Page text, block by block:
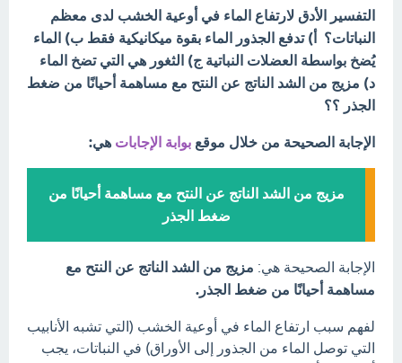
التفسير الأدق لارتفاع الماء في أوعية الخشب لدى معظم
النباتات؟ أ) تدفع الجذور الماء بقوة ميكانيكية فقط ب) الماء
يُضخ بواسطة العضلات النباتية ج) الثغور هي التي تضخ الماء
د) مزيج من الشد الناتج عن النتح مع مساهمة أحيانًا من ضغط
الجذر ؟؟
الإجابة الصحيحة من خلال موقع بوابة الإجابات هي:
مزيج من الشد الناتج عن النتح مع مساهمة أحيانًا من
ضغط الجذر
الإجابة الصحيحة هي: مزيج من الشد الناتج عن النتح مع
مساهمة أحيانًا من ضغط الجذر.
لفهم سبب ارتفاع الماء في أوعية الخشب (التي تشبه الأنابيب
التي توصل الماء من الجذور إلى الأوراق) في النباتات، يجب